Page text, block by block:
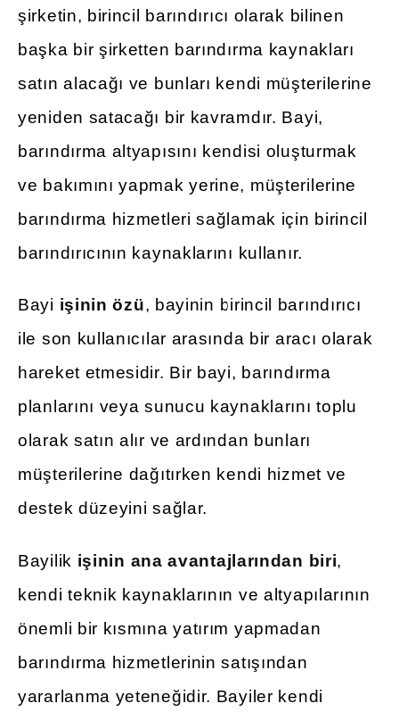
şirketin, birincil barındırıcı olarak bilinen
başka bir şirketten barındırma kaynakları
satın alacağı ve bunları kendi müşterilerine
yeniden satacağı bir kavramdır. Bayi,
barındırma altyapısını kendisi oluşturmak
ve bakımını yapmak yerine, müşterilerine
barındırma hizmetleri sağlamak için birincil
barındırıcının kaynaklarını kullanır.
Bayi işinin özü, bayinin birincil barındırıcı
ile son kullanıcılar arasında bir aracı olarak
hareket etmesidir. Bir bayi, barındırma
planlarını veya sunucu kaynaklarını toplu
olarak satın alır ve ardından bunları
müşterilerine dağıtırken kendi hizmet ve
destek düzeyini sağlar.
Bayilik işinin ana avantajlarından biri,
kendi teknik kaynaklarının ve altyapılarının
önemli bir kısmına yatırım yapmadan
barındırma hizmetlerinin satışından
yararlanma yeteneğidir. Bayiler kendi